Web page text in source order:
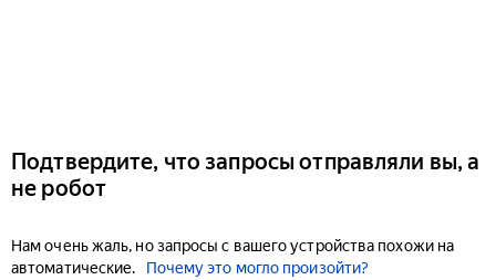
Подтвердите, что запросы отправляли вы, а
не робот
Нам очень жаль, но запросы с вашего устройства похожи на
автоматические.
Почему это могло произойти?